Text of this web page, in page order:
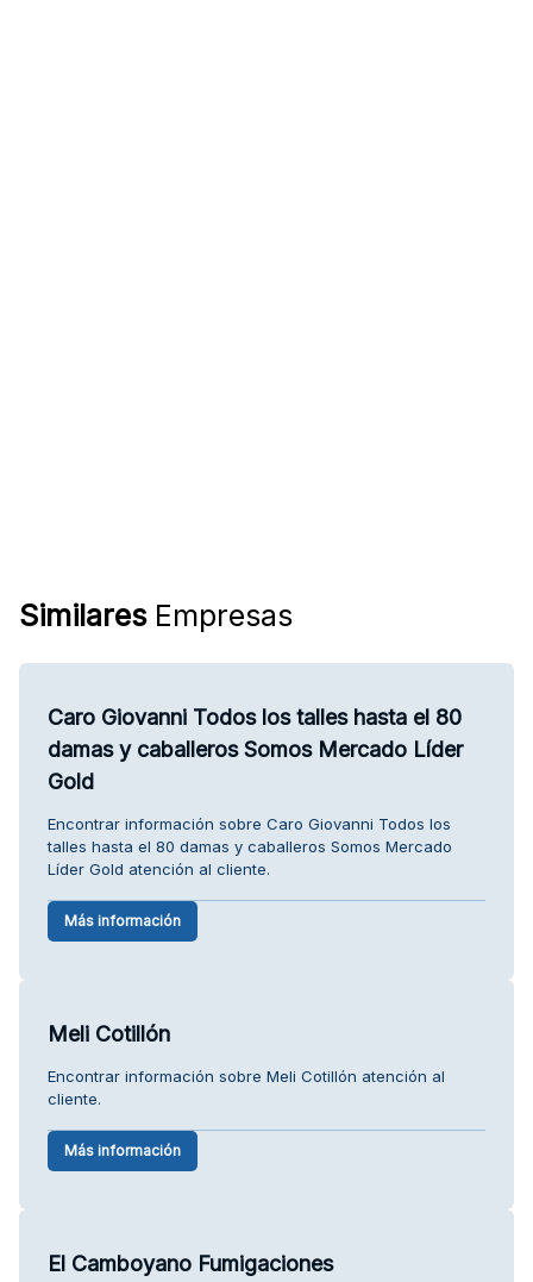
SimilaresEmpresas
Caro Giovanni Todos los talles hasta el 80
damas y caballeros Somos Mercado Líder
Gold
Encontrar información sobre Caro Giovanni Todos los
talles hasta el 80 damas y caballeros Somos Mercado
Líder Gold atención al cliente.
Más información
Meli Cotillón
Encontrar información sobre Meli Cotillón atención al
cliente.
Más información
El Camboyano Fumigaciones